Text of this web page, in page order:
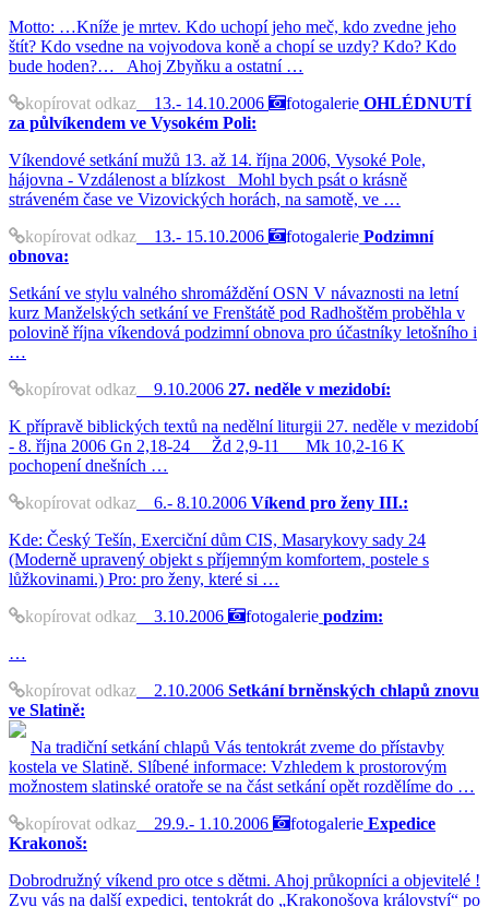
Motto: …Kníže je mrtev. Kdo uchopí jeho meč, kdo zvedne jeho
štít? Kdo vsedne na vojvodova koně a chopí se uzdy? Kdo? Kdo
bude hoden?… Ahoj Zbyňku a ostatní …
kopírovat odkaz 13.- 14.10.2006 fotogalerie OHLÉDNUTÍ
za půlvíkendem ve Vysokém Poli:
Víkendové setkání mužů 13. až 14. října 2006, Vysoké Pole,
hájovna - Vzdálenost a blízkost Mohl bych psát o krásně
stráveném čase ve Vizovických horách, na samotě, ve …
kopírovat odkaz 13.- 15.10.2006 fotogalerie Podzimní
obnova:
Setkání ve stylu valného shromáždění OSN V návaznosti na letní
kurz Manželských setkání ve Frenštátě pod Radhoštěm proběhla v
polovině října víkendová podzimní obnova pro účastníky letošního i
…
kopírovat odkaz 9.10.2006 27. neděle v mezidobí:
K přípravě biblických textů na nedělní liturgii 27. neděle v mezidobí
- 8. října 2006 Gn 2,18-24 Žd 2,9-11 Mk 10,2-16 K
pochopení dnešních …
kopírovat odkaz 6.- 8.10.2006 Víkend pro ženy III.:
Kde: Český Tešín, Exerciční dům CIS, Masarykovy sady 24
(Moderně upravený objekt s příjemným komfortem, postele s
lůžkovinami.) Pro: pro ženy, které si …
kopírovat odkaz 3.10.2006 fotogalerie podzim:
…
kopírovat odkaz 2.10.2006 Setkání brněnských chlapů znovu
ve Slatině:
Na tradiční setkání chlapů Vás tentokrát zveme do přístavby
kostela ve Slatině. Slíbené informace: Vzhledem k prostorovým
možnostem slatinské oratoře se na část setkání opět rozdělíme do …
kopírovat odkaz 29.9.- 1.10.2006 fotogalerie Expedice
Krakonoš:
Dobrodružný víkend pro otce s dětmi. Ahoj průkopníci a objevitelé !
Zvu vás na další expedici, tentokrát do „Krakonošova království“ po